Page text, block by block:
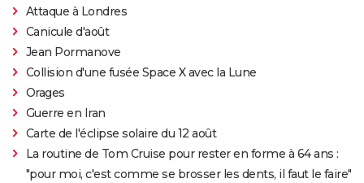
Attaque à Londres
Canicule d'août
Jean Pormanove
Collision d'une fusée Space X avec la Lune
Orages
Guerre en Iran
Carte de l'éclipse solaire du 12 août
La routine de Tom Cruise pour rester en forme à 64 ans :
"pour moi, c'est comme se brosser les dents, il faut le faire"